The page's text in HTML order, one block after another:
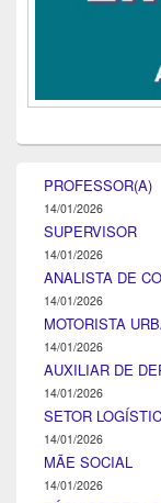
PROFESSOR(A)
14/01/2026
SUPERVISOR
14/01/2026
ANALISTA DE
14/01/2026
MOTORISTA
14/01/2026
AUXILIAR DE
14/01/2026
SETOR
14/01/2026
MÃE SOCIAL
14/01/2026